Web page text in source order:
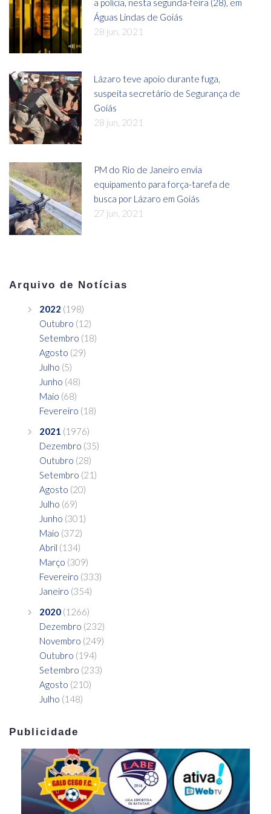
a polícia, nesta segunda-feira (28), em
Águas Lindas de Goiás
28 jun, 2021
Lázaro teve apoio durante fuga,
suspeita secretário de Segurança de
Goiás
28 jun, 2021
PM do Rio de Janeiro envia
equipamento para força-tarefa de
busca por Lázaro em Goiás
27 jun, 2021
Arquivo de Notícias
2022 (198)
Outubro (12)
Setembro (18)
Agosto (29)
Julho (5)
Junho (48)
Maio (68)
Fevereiro (18)
2021 (1976)
Dezembro (35)
Outubro (28)
Setembro (21)
Agosto (20)
Julho (69)
Junho (301)
Maio (372)
Abril (134)
Março (309)
Fevereiro (333)
Janeiro (354)
2020 (1266)
Dezembro (232)
Novembro (249)
Outubro (194)
Setembro (233)
Agosto (210)
Julho (148)
Publicidade